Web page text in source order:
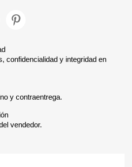
confidencialidad y integridad en
y contraentrega.
vendedor.